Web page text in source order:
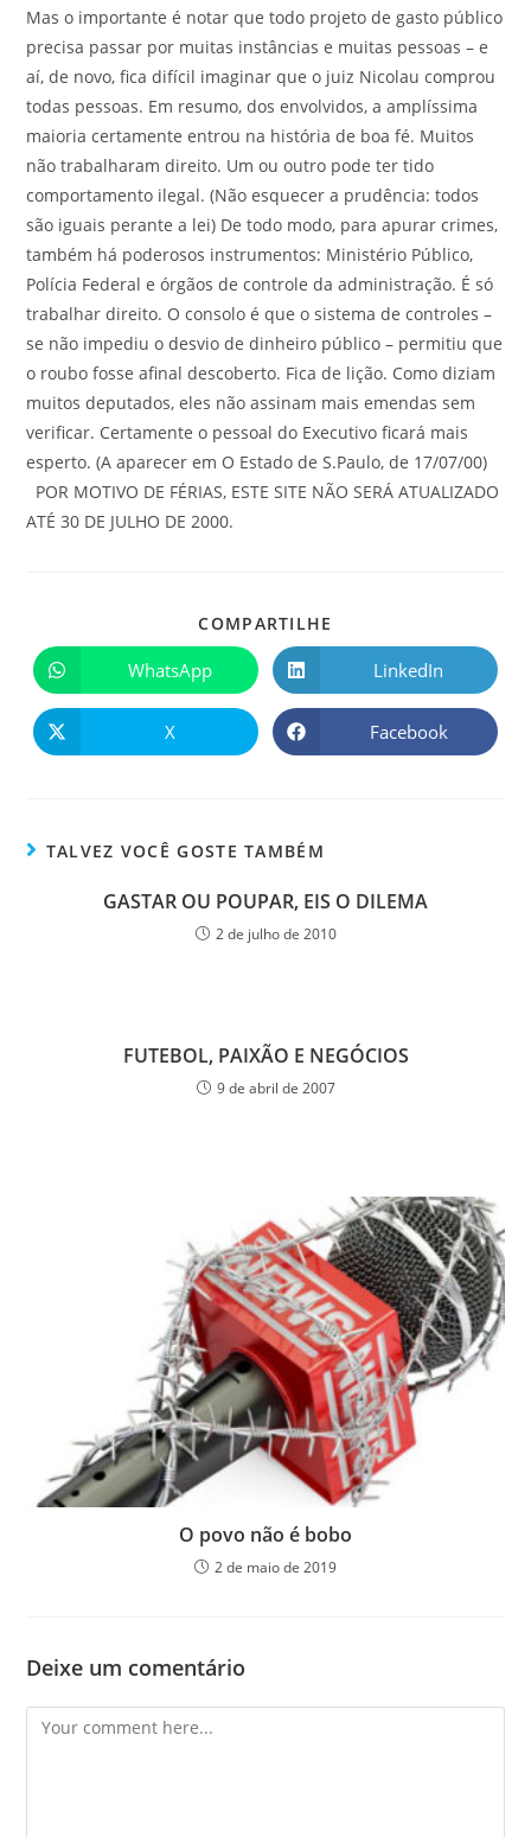
Mas o importante é notar que todo projeto de gasto público
precisa passar por muitas instâncias e muitas pessoas – e
aí, de novo, fica difícil imaginar que o juiz Nicolau comprou
todas pessoas. Em resumo, dos envolvidos, a amplíssima
maioria certamente entrou na história de boa fé. Muitos
não trabalharam direito. Um ou outro pode ter tido
comportamento ilegal. (Não esquecer a prudência: todos
são iguais perante a lei) De todo modo, para apurar crimes,
também há poderosos instrumentos: Ministério Público,
Polícia Federal e órgãos de controle da administração. É só
trabalhar direito. O consolo é que o sistema de controles –
se não impediu o desvio de dinheiro público – permitiu que
o roubo fosse afinal descoberto. Fica de lição. Como diziam
muitos deputados, eles não assinam mais emendas sem
verificar. Certamente o pessoal do Executivo ficará mais
esperto. (A aparecer em O Estado de S.Paulo, de 17/07/00)
POR MOTIVO DE FÉRIAS, ESTE SITE NÃO SERÁ ATUALIZADO
ATÉ 30 DE JULHO DE 2000.
COMPARTILHE
WhatsApp LinkedIn
X Facebook
TALVEZ VOCÊ GOSTE TAMBÉM
GASTAR OU POUPAR, EIS O DILEMA
2 de julho de 2010
FUTEBOL, PAIXÃO E NEGÓCIOS
9 de abril de 2007
O povo não é bobo
2 de maio de 2019
Deixe um comentário